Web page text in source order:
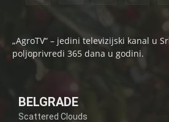
„AgroTV“ – jedini televizijski kanal u
poljoprivredi 365 dana u godini.
BELGRADE
Scattered Clouds